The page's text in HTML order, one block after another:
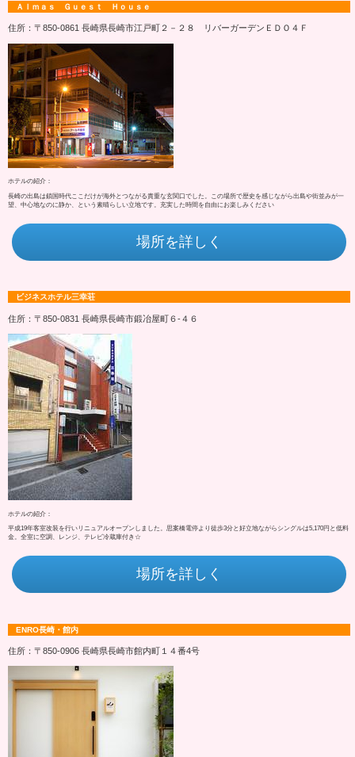
Ａｌｍａｓ Ｇｕｅｓｔ Ｈｏｕｓｅ
住所：〒850-0861 長崎県長崎市江戸町２－２８ リバーガーデンＥＤＯ４Ｆ
ホテルの紹介：
長崎の出島は鎖国時代ここだけが海外とつながる貴重な玄関口でした。この場所で歴史を感じながら出島や街並みが一
望、中心地なのに静か、という素晴らしい立地です。充実した時間を自由にお楽しみください
場所を詳しく
ビジネスホテル三幸荘
住所：〒850-0831 長崎県長崎市鍛冶屋町６‐４６
ホテルの紹介：
平成19年客室改装を行いリニュアルオープンしました。思案橋電停より徒歩3分と好立地ながらシングルは5,170円と低料
金。全室に空調、レンジ、テレビ冷蔵庫付き☆
場所を詳しく
ENRO長崎・館内
住所：〒850-0906 長崎県長崎市館内町１４番4号